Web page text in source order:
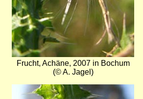
Frucht, Achäne, 2007 in Bochum
(© A. Jagel)